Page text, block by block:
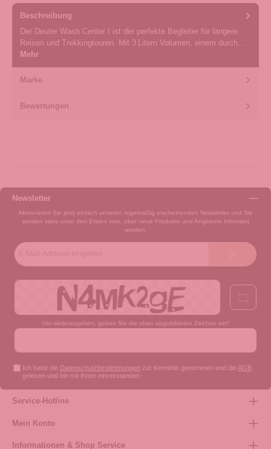
Beschreibung
Der Deuter Wash Center I ist der perfekte Begleiter für längere
Reisen und Trekkingtouren. Mit 3 Litern Volumen, einem durch…
Mehr
Marke
Bewertungen
Newsletter
Abonnieren Sie jetzt einfach unseren regelmäßig erscheinenden Newsletter und Sie
werden stets unter den Ersten sein, über neue Produkte und Angebote informiert
werden.
Um weiterzugehen, geben Sie die oben abgebildeten Zeichen ein*
Ich habe die Datenschutzbestimmungen zur Kenntnis genommen und die AGB
gelesen und bin mit ihnen einverstanden.
Service-Hotline
Mein Konto
Informationen & Shop Service